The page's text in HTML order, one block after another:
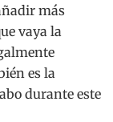
más
vaya la
es la
durante este